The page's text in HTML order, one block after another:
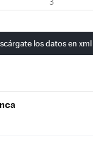
3
los datos en xml